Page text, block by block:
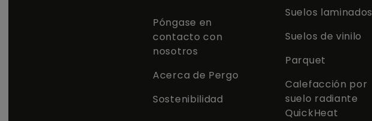
Póngase en
contacto con
nosotros
Acerca de Pergo
Sostenibilidad
Suelos laminados
Suelos de vinilo
Parquet
Calefacción por
suelo radiante
QuickHeat